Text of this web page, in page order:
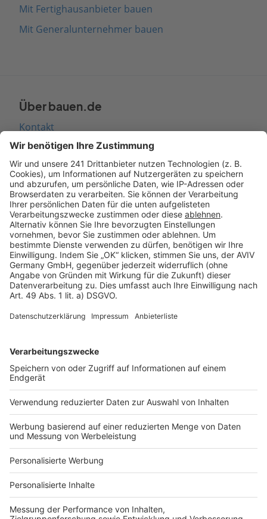
Mit Fertighausanbieter bauen
Mit Generalunternehmer bauen
Über bauen.de
Kontakt
Seitenaufbau
Barrierefreiheit
Cookie Einstellungen
Rechtliches
AGB-Übersicht
Datenschutz
Impressum
Services
Bauprojekt-Quiz
Häuser-Suche
Hausanbieter-Suche
Bauprojekt-Profil
Für Unternehmen
Ihre Baufirma auf bauen.de
Kostenloses Infogespräch